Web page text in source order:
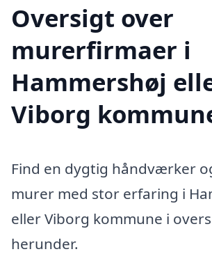
Oversigt over
murerfirmaer i
Hammershøj
Viborg
Find en dygtig håndværker
murer med stor erfaring i
eller Viborg kommune i
herunder.